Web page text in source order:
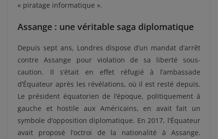
« piratage informatique ».
Assange : une véritable saga diplomatique
Depuis sept ans, Londres dispose d’un mandat d’arrêt
contre Assange pour violation de sa liberté sous-
caution. Il s’était en effet réfugié à l’ambassade
d’Équateur après les révélations, où il est resté depuis.
Le président équatorien de l’époque, politiquement à
gauche et hostile aux Américains, en avait fait un
symbole d’opposition diplomatique. En 2017, l’Équateur
avait proposé l’octroi de la nationalité à Assange.